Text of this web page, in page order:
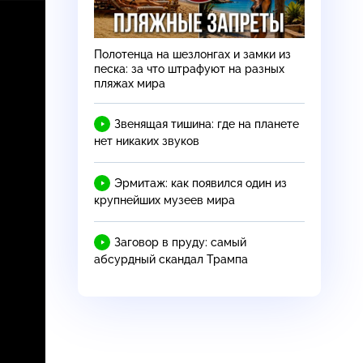
Полотенца на шезлонгах и замки из
песка: за что штрафуют на разных
пляжах мира
Звенящая тишина: где на планете
нет никаких звуков
Эрмитаж: как появился один из
крупнейших музеев мира
Заговор в пруду: самый
абсурдный скандал Трампа